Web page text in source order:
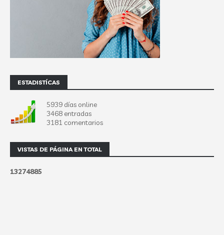
ESTADISTÍCAS
5939 días online
3468 entradas
3181 comentarios
VISTAS DE PÁGINA EN TOTAL
13274885